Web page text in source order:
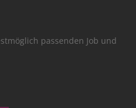
passenden Job und